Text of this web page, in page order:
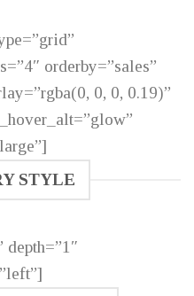
orderby=”sales”
0, 0, 0.19)”
STYLE
depth=”1″